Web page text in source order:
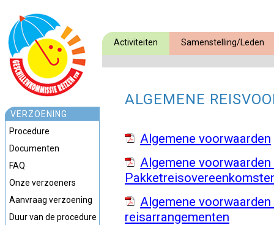
VERZOENING
Procedure
Documenten
FAQ
Onze verzoeners
Aanvraag verzoening
Duur van de procedure
Activiteiten Samenstelling/Leden
ALGEMENE
Algemene voorwaarden
Algemene voorwaarden
Algemene voorwaarden
reisarrangementen